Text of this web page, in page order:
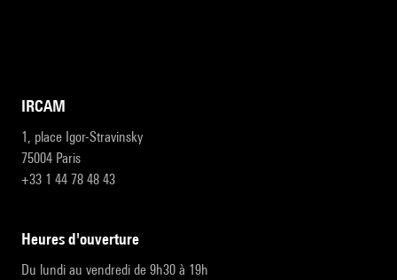
IRCAM
1, place Igor-Stravinsky
75004 Paris
+33 1 44 78 48 43
heures d'ouverture
Du lundi au vendredi de 9h30 à 19h